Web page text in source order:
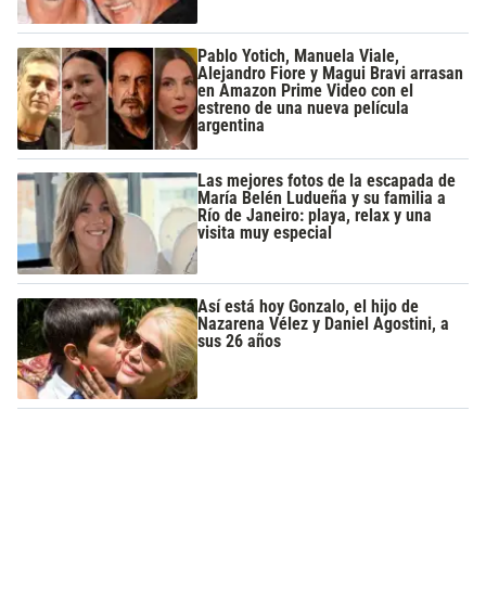
Pablo Yotich, Manuela Viale,
Alejandro Fiore y Magui Bravi arrasan
en Amazon Prime Video con el
estreno de una nueva película
argentina
Las mejores fotos de la escapada de
María Belén Ludueña y su familia a
Río de Janeiro: playa, relax y una
visita muy especial
Así está hoy Gonzalo, el hijo de
Nazarena Vélez y Daniel Agostini, a
sus 26 años